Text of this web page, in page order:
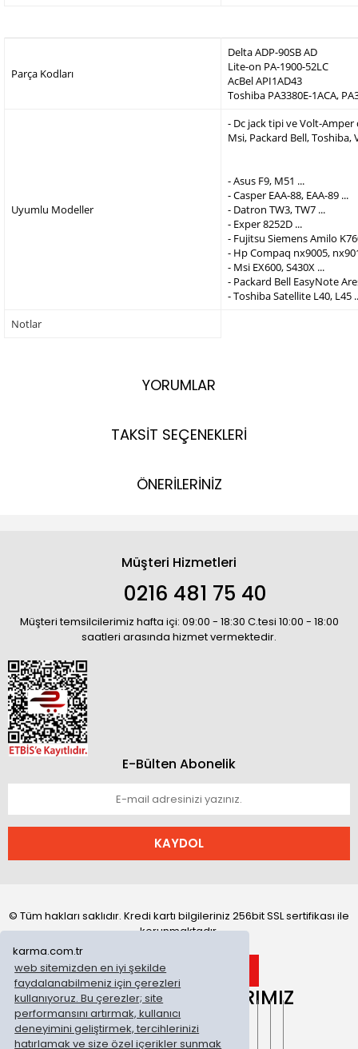
karma.com.tr
web sitemizden en iyi şekilde
faydalanabilmeniz için çerezleri
kullanıyoruz. Bu çerezler; site
performansını artırmak, kullanıcı
deneyimini geliştirmek, tercihlerinizi
hatırlamak ve size özel içerikler sunmak
Parça Kodları
Delta ADP-90SB AD
Lite-on PA-1900-52LC
AcBel API1AD43
Toshiba PA3380E-1ACA,
Uyumlu Modeller
- Dc jack tipi ve Volt-
Msi, Packard Bell,
- Asus F9, M51 ...
- Casper EAA-88, EAA-89 ...
- Datron TW3, TW7 ...
- Exper 8252D ...
- Fujitsu Siemens Amilo
- Hp Compaq nx9005,
- Msi EX600, S430X ...
- Packard Bell EasyNote
- Toshiba Satellite L40, L45
Notlar
YORUMLAR
TAKSİT SEÇENEKLERİ
ÖNERİLERİNİZ
Müşteri Hizmetleri
0216 481 75 40
Müşteri temsilcilerimiz hafta içi: 09:00 - 18:30 C.tesi 10:00 - 18:00
saatleri arasında hizmet vermektedir.
E-Bülten Abonelik
KAYDOL
© Tüm hakları saklıdır. Kredi kartı bilgileriniz 256bit SSL sertifikası ile
korunmaktadır.
ONLİNE MAĞAZALARIMIZ